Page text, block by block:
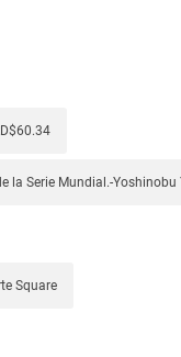
la Serie Mundial.-
Square